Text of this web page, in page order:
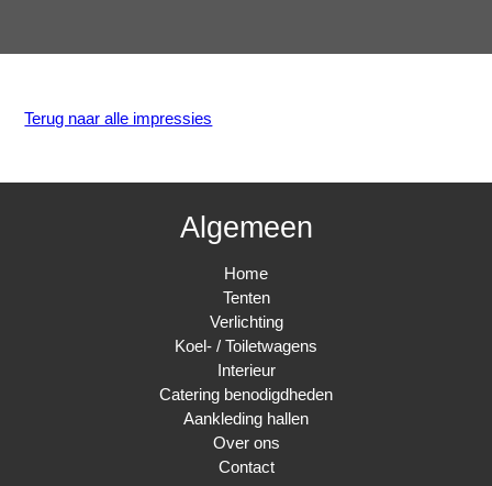
Terug naar alle impressies
Algemeen
Home
Tenten
Verlichting
Koel- / Toiletwagens
Interieur
Catering benodigdheden
Aankleding hallen
Over ons
Contact